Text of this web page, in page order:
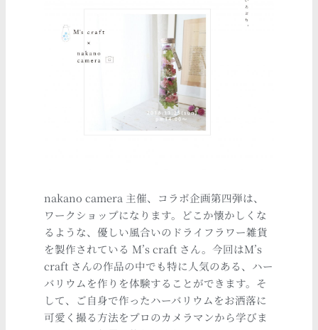
nakano camera 主催、コラボ企画第四弾は、
ワークショップになります。どこか懐かしくな
るような、優しい風合いのドライフラワー雑貨
を製作されている M’s craft さん。今回はM’s
craft さんの作品の中でも特に人気のある、ハー
バリウムを作りを体験することができます。そ
して、ご自身で作ったハーバリウムをお洒落に
可愛く撮る方法をプロのカメラマンから学びま